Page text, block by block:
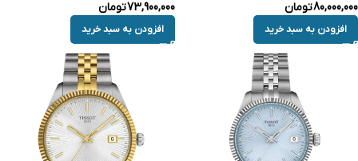
80,000,000تومان
افزودن به سبد خرید
73,900,000تومان
افزودن به سبد خرید